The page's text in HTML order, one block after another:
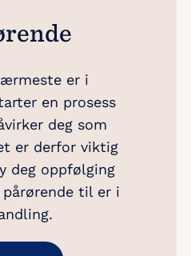
er i
en prosess
deg som
er derfor viktig
deg oppfølging
til er i